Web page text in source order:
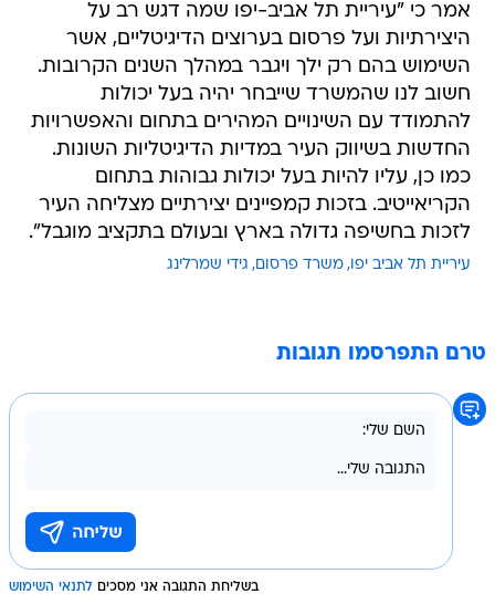
אמר כי "עיריית תל אביב-יפו שמה דגש רב על
היצירתיות ועל פרסום בערוצים הדיגיטליים, אשר
השימוש בהם רק ילך ויגבר במהלך השנים הקרובות.
חשוב לנו שהמשרד שייבחר יהיה בעל יכולות
להתמודד עם השינויים המהירים בתחום והאפשרויות
החדשות בשיווק העיר במדיות הדיגיטליות השונות.
כמו כן, עליו להיות בעל יכולות גבוהות בתחום
הקריאייטיב. בזכות קמפיינים יצירתיים מצליחה העיר
לזכות בחשיפה גדולה בארץ ובעולם בתקציב מוגבל".
עיריית תל אביב יפו משרד פרסום גידי שמרלינג
טרם התפרסמו תגובות
בשליחת התגובה אני מסכים לתנאי השימוש